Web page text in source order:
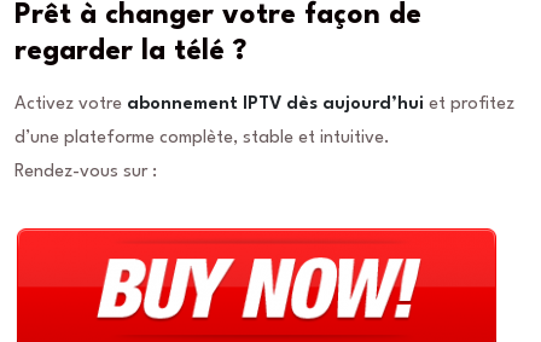
Prêt à changer votre façon de
regarder la télé ?
Activez votre abonnement IPTV dès aujourd’hui et profitez
d’une plateforme complète, stable et intuitive.
Rendez-vous sur :